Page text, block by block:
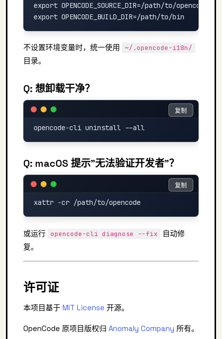
export OPENCODE_SOURCE_DIR=/path/to/
不设置环境变量时，统一使用 ~/.opencode-i18n/
目录。
Q: 想卸载干净？
复制
复制
Q: macOS 提示"无法验证开发者"？
复制
复制
或运行 opencode-cli diagnose --fix
自动修
复。
许可证
本项目基于 MIT License 开源。
OpenCode 原项目版权归 Anomaly Company 所有。